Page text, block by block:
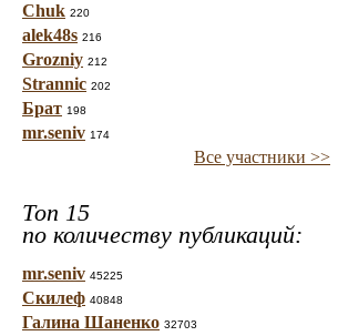
Chuk 220
alek48s 216
Grozniy 212
Strannic 202
Брат 198
mr.seniv 174
Все участники >>
Топ 15
по количеству публикаций:
mr.seniv 45225
Скилеф 40848
Галина Шаненко 32703